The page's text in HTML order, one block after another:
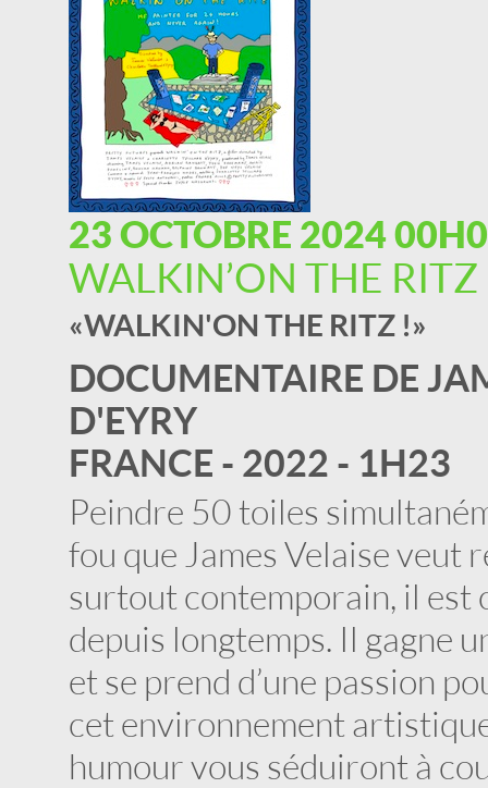
23 OCTOBRE 2024
WALKIN’ON THE RITZ
« WALKIN'ON THE RITZ ! »
DOCUMENTAIRE DE
D'EYRY
FRANCE - 2022 - 1H23
Peindre 50 toiles
fou que James Velaise veut
surtout contemporain, il est
depuis longtemps. Il gagne
et se prend d’une passion
cet environnement
humour vous séduiront à